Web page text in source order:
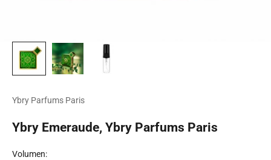
Ybry Parfums Paris
Ybry Emeraude, Ybry Parfums Paris
Volumen: